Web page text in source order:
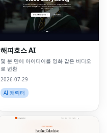
해피호스 AI
몇 분 만에 아이디어를 영화 같은 비디오
로 변환
2026-07-29
AI 캐릭터